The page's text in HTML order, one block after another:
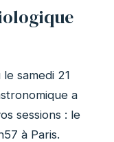
samedi 21
a
sessions : le
à Paris.